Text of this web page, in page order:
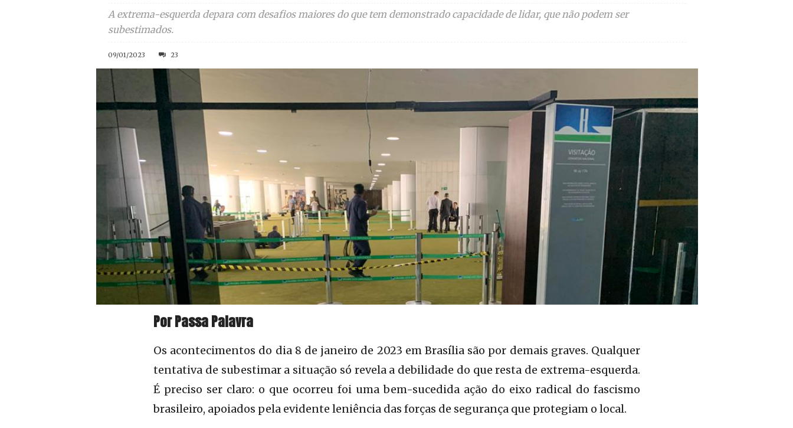
A extrema-esquerda depara com desafios maiores do que tem demonstrado capacidade de lidar, que não podem ser
subestimados.
09/01/2023 23
Por Passa Palavra
Os acontecimentos do dia 8 de janeiro de 2023 em Brasília são por demais graves. Qualquer
tentativa de subestimar a situação só revela a debilidade do que resta de extrema-esquerda.
É preciso ser claro: o que ocorreu foi uma bem-sucedida ação do eixo radical do fascismo
brasileiro, apoiados pela evidente leniência das forças de segurança que protegiam o local.